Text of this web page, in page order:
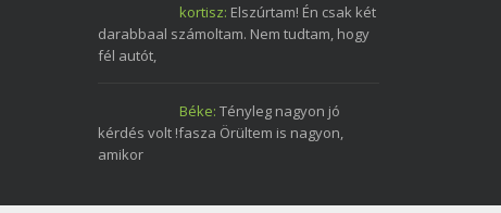
kortisz: Elszúrtam! Én csak két
darabbaal számoltam. Nem tudtam, hogy
fél autót,
Béke: Tényleg nagyon jó
kérdés volt !fasza Örültem is nagyon,
amikor